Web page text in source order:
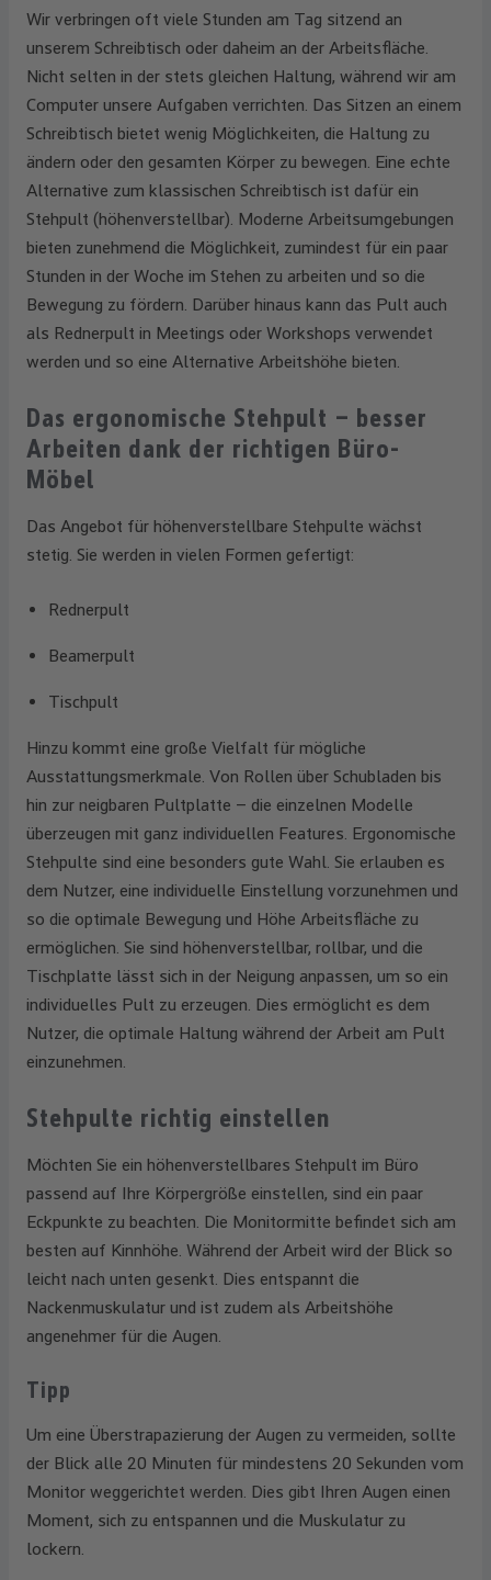
Wir verbringen oft viele Stunden am Tag sitzend an
unserem Schreibtisch oder daheim an der Arbeitsfläche.
Nicht selten in der stets gleichen Haltung, während wir am
Computer unsere Aufgaben verrichten. Das Sitzen an einem
Schreibtisch bietet wenig Möglichkeiten, die Haltung zu
ändern oder den gesamten Körper zu bewegen. Eine echte
Alternative zum klassischen Schreibtisch ist dafür ein
Stehpult (höhenverstellbar). Moderne Arbeitsumgebungen
bieten zunehmend die Möglichkeit, zumindest für ein paar
Stunden in der Woche im Stehen zu arbeiten und so die
Bewegung zu fördern. Darüber hinaus kann das Pult auch
als Rednerpult in Meetings oder Workshops verwendet
werden und so eine Alternative Arbeitshöhe bieten.
Das ergonomische Stehpult – besser
Arbeiten dank der richtigen Büro-
Möbel
Das Angebot für höhenverstellbare Stehpulte wächst
stetig. Sie werden in vielen Formen gefertigt:
Rednerpult
Beamerpult
Tischpult
Hinzu kommt eine große Vielfalt für mögliche
Ausstattungsmerkmale. Von Rollen über Schubladen bis
hin zur neigbaren Pultplatte – die einzelnen Modelle
überzeugen mit ganz individuellen Features. Ergonomische
Stehpulte sind eine besonders gute Wahl. Sie erlauben es
dem Nutzer, eine individuelle Einstellung vorzunehmen und
so die optimale Bewegung und Höhe Arbeitsfläche zu
ermöglichen. Sie sind höhenverstellbar, rollbar, und die
Tischplatte lässt sich in der Neigung anpassen, um so ein
individuelles Pult zu erzeugen. Dies ermöglicht es dem
Nutzer, die optimale Haltung während der Arbeit am Pult
einzunehmen.
Stehpulte richtig einstellen
Möchten Sie ein höhenverstellbares Stehpult im Büro
passend auf Ihre Körpergröße einstellen, sind ein paar
Eckpunkte zu beachten. Die Monitormitte befindet sich am
besten auf Kinnhöhe. Während der Arbeit wird der Blick so
leicht nach unten gesenkt. Dies entspannt die
Nackenmuskulatur und ist zudem als Arbeitshöhe
angenehmer für die Augen.
Tipp
Um eine Überstrapazierung der Augen zu vermeiden, sollte
der Blick alle 20 Minuten für mindestens 20 Sekunden vom
Monitor weggerichtet werden. Dies gibt Ihren Augen einen
Moment, sich zu entspannen und die Muskulatur zu
lockern.